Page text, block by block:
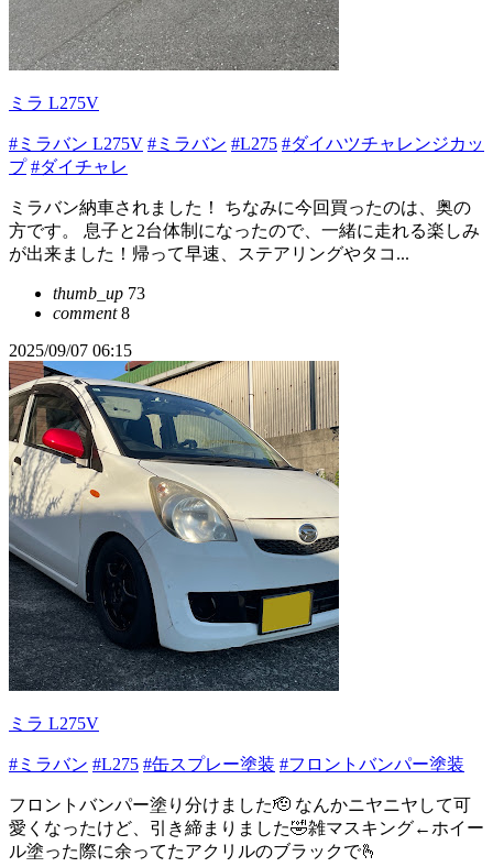
ミラ L275V
#ミラバン L275V #ミラバン #L275 #ダイハツチャレンジカッ
プ #ダイチャレ
ミラバン納車されました！ ちなみに今回買ったのは、奥の
方です。 息子と2台体制になったので、一緒に走れる楽しみ
が出来ました！帰って早速、ステアリングやタコ...
thumb_up 73
comment8
2025/09/07 06:15
ミラ L275V
#ミラバン #L275 #缶スプレー塗装 #フロントバンパー塗装
フロントバンパー塗り分けました🫡 なんかニヤニヤして可
愛くなったけど、引き締まりました🤣雑マスキング←ホイー
ル塗った際に余ってたアクリルのブラックで🫰